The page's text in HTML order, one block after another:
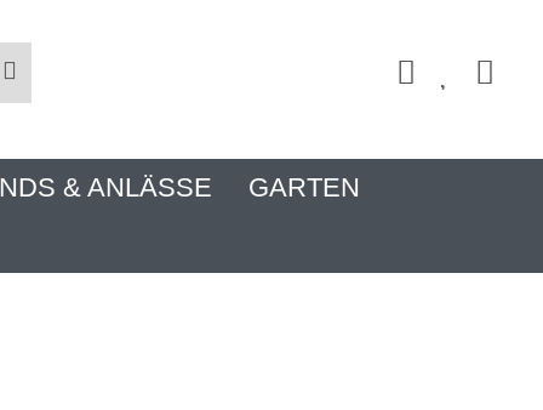
& ANLÄSSE
GARTEN